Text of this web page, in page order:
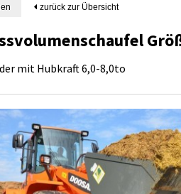
zurück zur Übersicht
mit Hubkraft 6,0-8,0to